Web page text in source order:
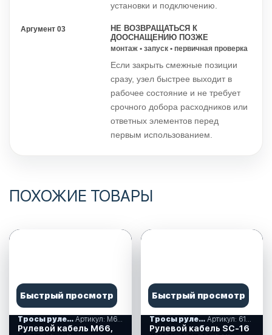
установки и подключению.
Аргумент 03
НЕ ВОЗВРАЩАТЬСЯ К
ДООСНАЩЕНИЮ ПОЗЖЕ
монтаж • запуск • первичная проверка
Если закрыть смежные позиции
сразу, узел быстрее выходит в
рабочее состояние и не требует
срочного добора расходников или
ответных элементов перед
первым использованием.
ПОХОЖИЕ ТОВАРЫ
Быстрый просмотр
Тросы рулевые Артикул: M66 19"
Рулевой кабель M66,
Быстрый просмотр
Тросы рулевые Артикул: 612023
Рулевой кабель SC-16